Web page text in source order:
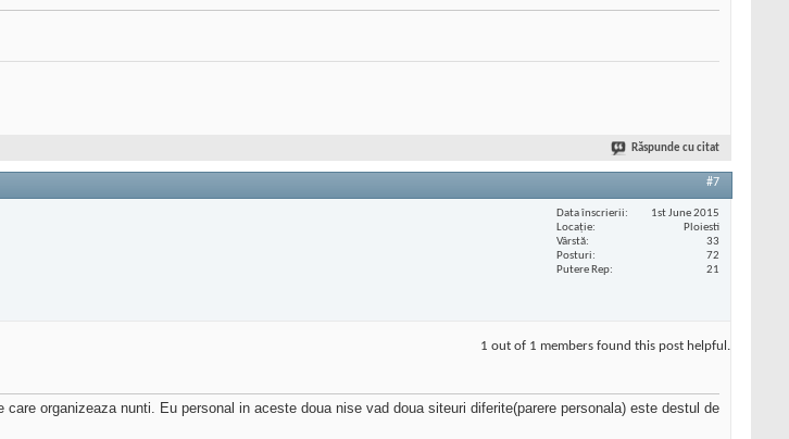
Răspunde cu citat
#7
Data înscrierii
1st June 2015
Locaţie
Ploiesti
Vârstă
33
Posturi
72
Putere Rep
21
1 out of 1 members found this post helpful.
organizeaza nunti. Eu personal in aceste doua nise vad doua siteuri diferite(parere personala) este destul de